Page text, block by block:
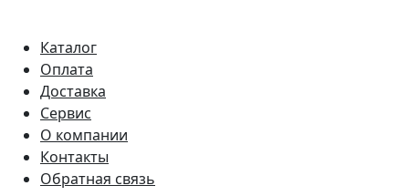
Каталог
Оплата
Доставка
Сервис
О компании
Контакты
Обратная связь